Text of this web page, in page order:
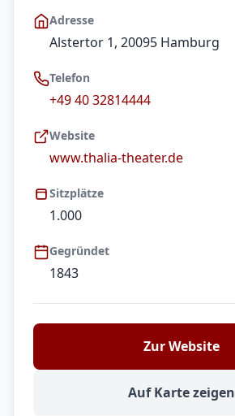
Adresse
Alstertor 1, 20095 Hamburg
Telefon
+49 40 32814444
Website
www.thalia-theater.de
Sitzplätze
1.000
Gegründet
1843
Zur Website
Auf Karte zeigen